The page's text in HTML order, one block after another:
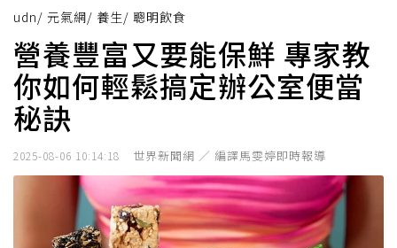
udn/ 元氣網/ 養生/ 聰明飲食
營養豐富又要能保鮮 專家教
你如何輕鬆搞定辦公室便當
秘訣
2025-08-06 10:14:18 世界新聞網 ／ 編譯馬雯婷即時報導